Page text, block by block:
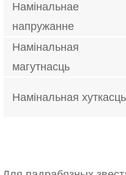
Намінальнае
напружанне
Намінальная
магутнасць
Намінальная хуткасць